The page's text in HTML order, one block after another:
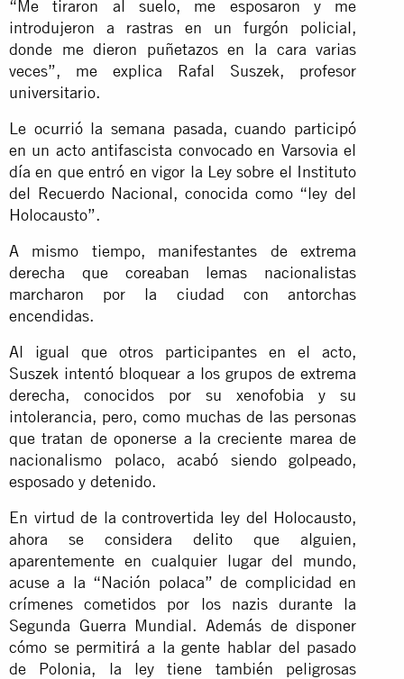
“Me tiraron al suelo, me esposaron y me
introdujeron a rastras en un furgón policial,
donde me dieron puñetazos en la cara varias
veces”, me explica Rafal Suszek, profesor
universitario.
Le ocurrió la semana pasada, cuando participó
en un acto antifascista convocado en Varsovia el
día en que entró en vigor la Ley sobre el Instituto
del Recuerdo Nacional, conocida como “ley del
Holocausto”.
A mismo tiempo, manifestantes de extrema
derecha que coreaban lemas nacionalistas
marcharon por la ciudad con antorchas
encendidas.
Al igual que otros participantes en el acto,
Suszek intentó bloquear a los grupos de extrema
derecha, conocidos por su xenofobia y su
intolerancia, pero, como muchas de las personas
que tratan de oponerse a la creciente marea de
nacionalismo polaco, acabó siendo golpeado,
esposado y detenido.
En virtud de la controvertida ley del Holocausto,
ahora se considera delito que alguien,
aparentemente en cualquier lugar del mundo,
acuse a la “Nación polaca” de complicidad en
crímenes cometidos por los nazis durante la
Segunda Guerra Mundial. Además de disponer
cómo se permitirá a la gente hablar del pasado
de Polonia, la ley tiene también peligrosas